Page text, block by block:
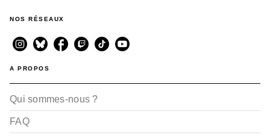
Eve-Marie Lobriaut
Aurélie Grand
NOS RÉSEAUX
A PROPOS
Qui sommes-nous ?
FAQ